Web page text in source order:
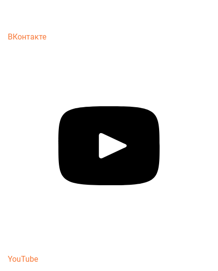
ВКонтакте
YouTube